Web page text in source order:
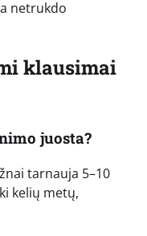
netrukdo
klausimai
juosta?
tarnauja 5–10
kelių metų,